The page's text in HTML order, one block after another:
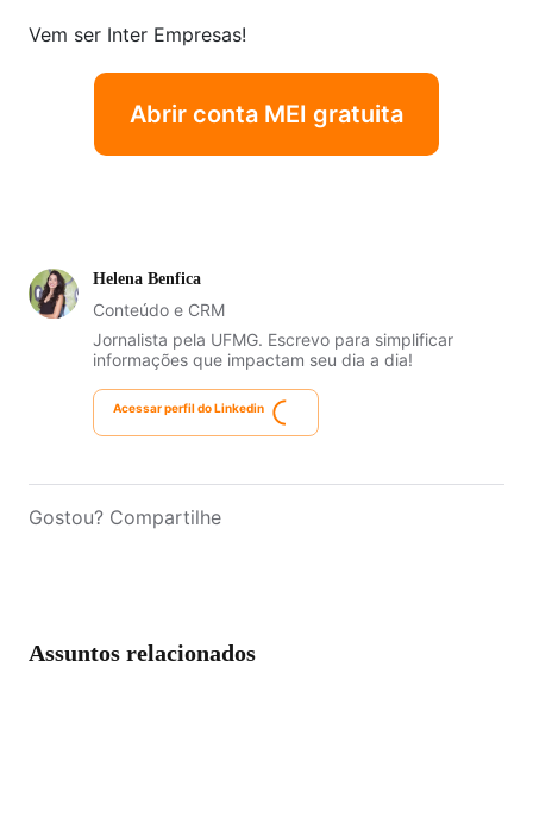
Vem ser Inter Empresas!
Abrir conta MEI gratuita
Helena Benfica
Conteúdo e CRM
Jornalista pela UFMG. Escrevo para simplificar
informações que impactam seu dia a dia!
Acessar perfil do Linkedin
Gostou? Compartilhe
Assuntos relacionados